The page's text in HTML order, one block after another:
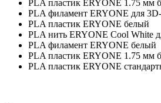
PLA пластик ERYONE 1.75 мм
PLA филамент ERYONE для
PLA пластик ERYONE белый
PLA нить ERYONE Cool White
PLA филамент ERYONE белый
PLA пластик ERYONE 1.75 мм
PLA пластик ERYONE